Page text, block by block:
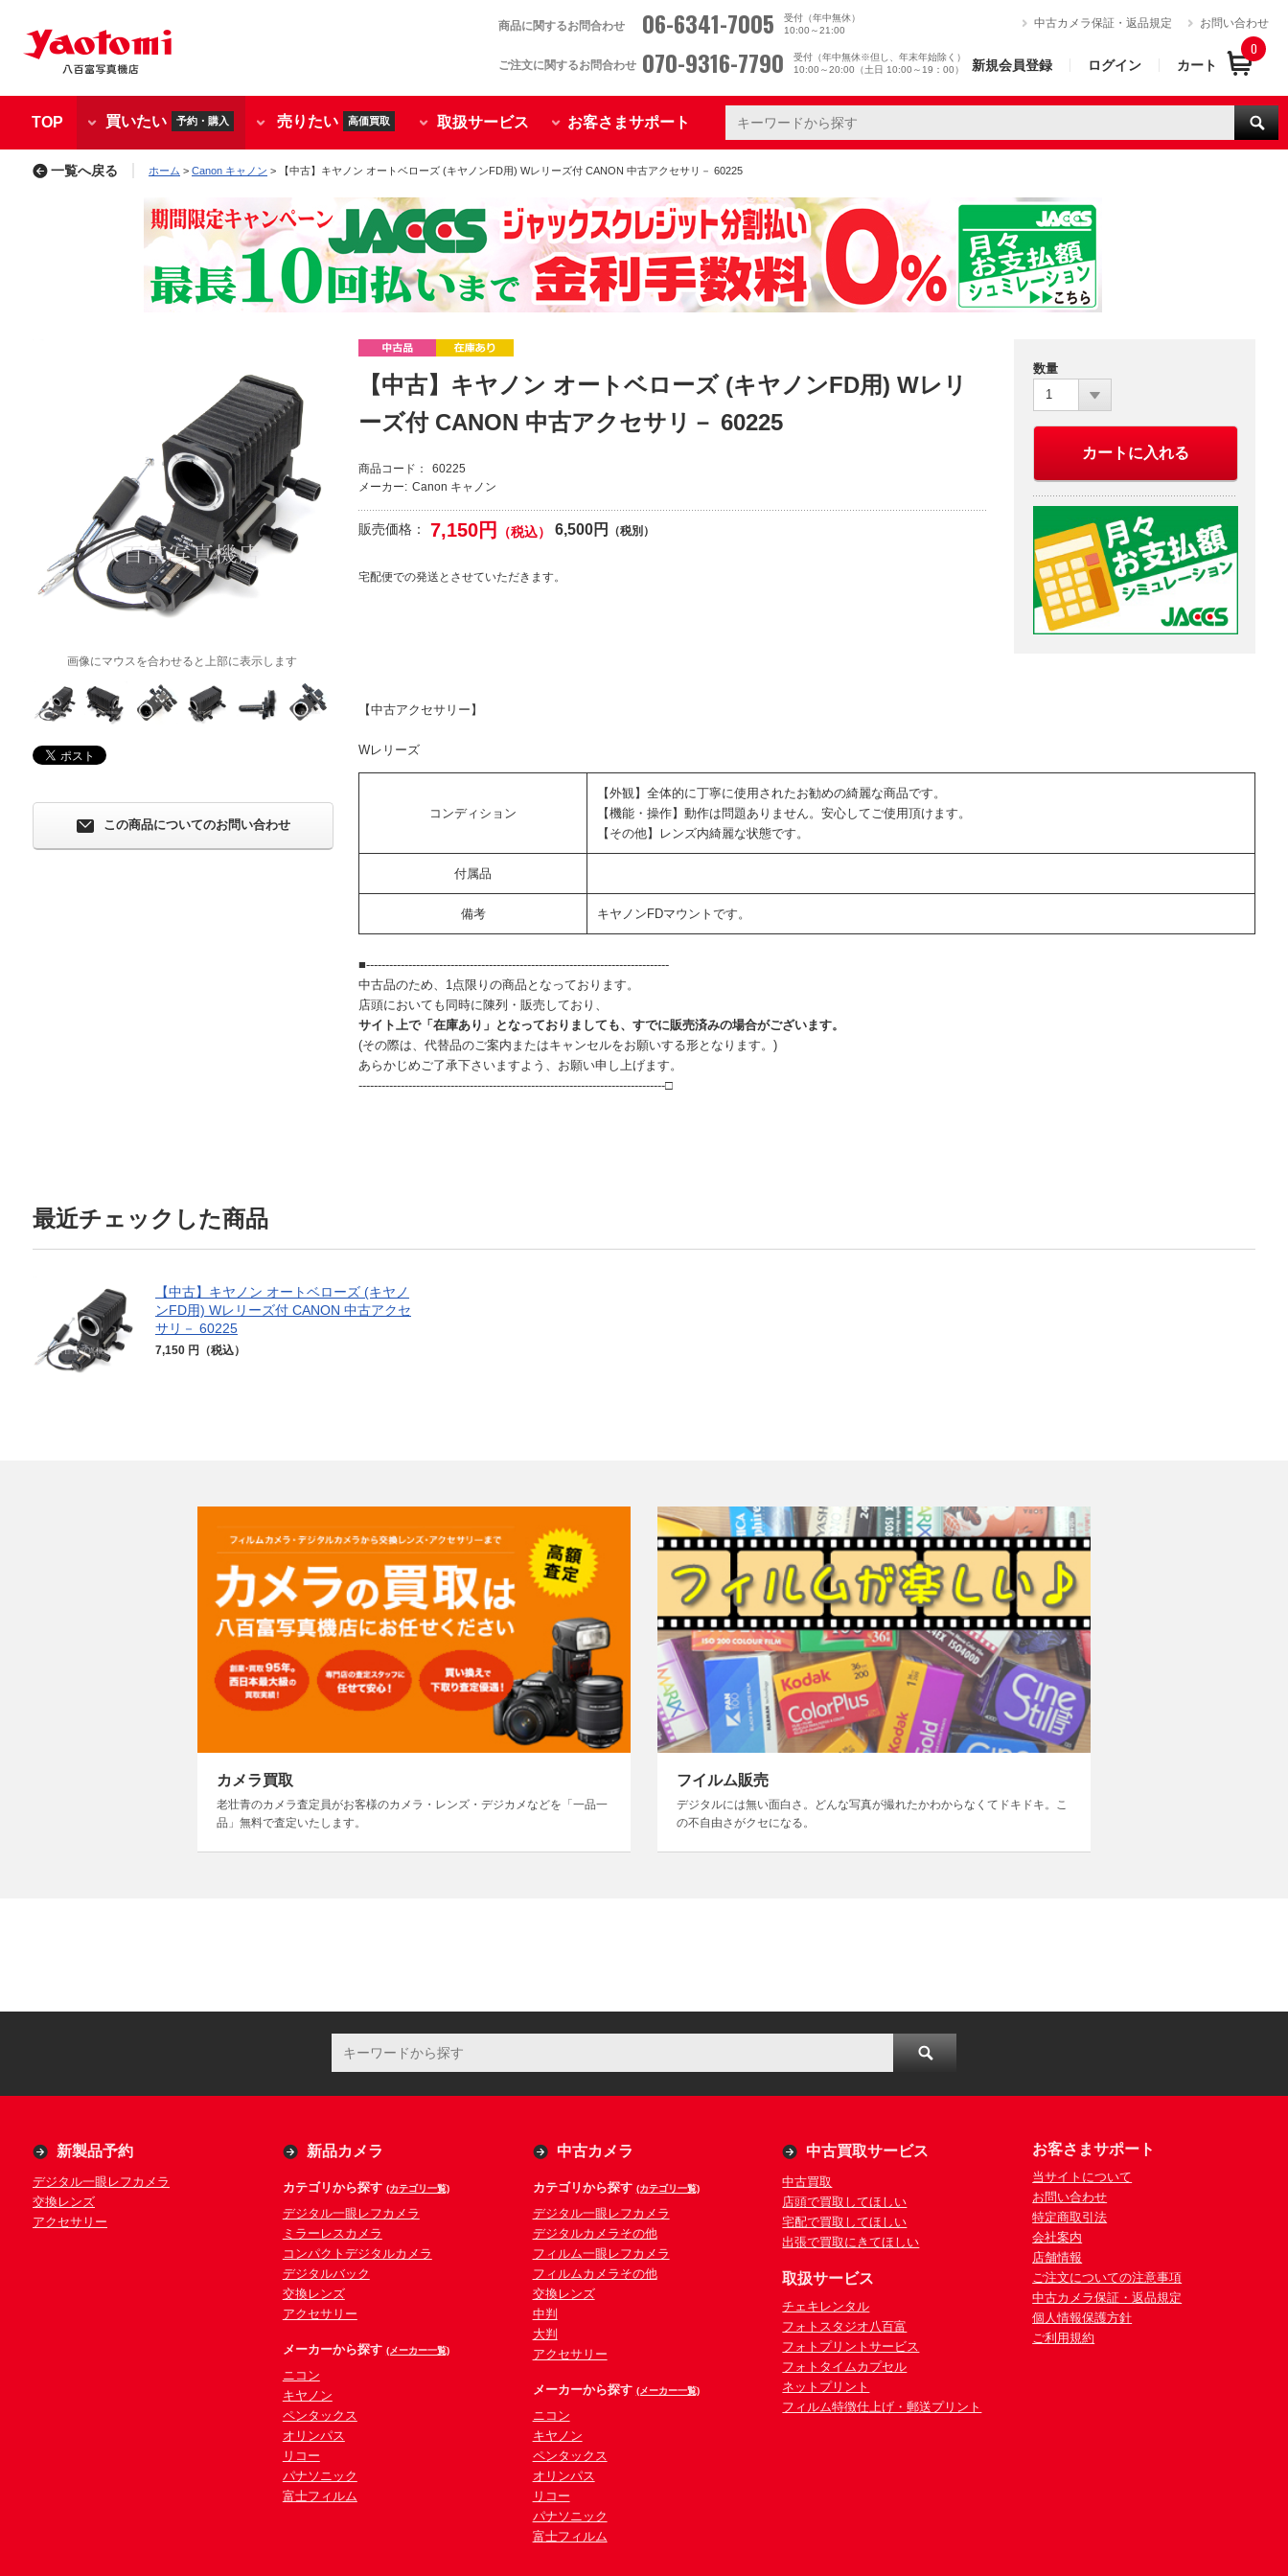
商品に関するお問合わせ 06-6341-7005
受付（年中無休）
10:00～21:00
ご注文に関するお問合わせ 070-9316-7790
受付（年中無休※但し、年末年始除く）
10:00～20:00（土日 10:00～19：00）
中古カメラ保証・返品規定 お問い合わせ
新規会員登録 ログイン カート
0
TOP 買いたい 予約・購入 売りたい 高価買取 取扱サービス お客さまサポート
一覧へ戻る ホーム > Canon キャノン > 【中古】キヤノン オートベローズ (キヤノンFD用) Wレリーズ付 CANON 中古アクセサリ－ 60225
【中古】キヤノン オートベローズ (キヤノンFD用) Wレリ
ーズ付 CANON 中古アクセサリ－ 60225
商品コード：
60225
メーカー: Canon キャノン
販売価格： 7,150円 （税込） 6,500円 （税別）
宅配便での発送とさせていただきます。
数量
1
カートに入れる
【中古アクセサリー】
Wレリーズ
コンディション
【外観】全体的に丁寧に使用されたお勧めの綺麗な商品です。
【機能・操作】動作は問題ありません。安心してご使用頂けます。
【その他】レンズ内綺麗な状態です。
付属品
備考 キヤノンFDマウントです。
■-------------------------------------------------------------------------------
中古品のため、1点限りの商品となっております。
店頭においても同時に陳列・販売しており、
サイト上で「在庫あり」となっておりましても、すでに販売済みの場合がございます。
(その際は、代替品のご案内またはキャンセルをお願いする形となります。)
あらかじめご了承下さいますよう、お願い申し上げます。
--------------------------------------------------------------------------------□
画像にマウスを合わせると上部に表示します
この商品についてのお問い合わせ
最近チェックした商品
【中古】キヤノン オートベローズ (キヤノ
ンFD用) Wレリーズ付 CANON 中古アクセ
サリ－ 60225
7,150 円（税込）
カメラ買取
老壮青のカメラ査定員がお客様のカメラ・レンズ・デジカメなどを「一品一
品」無料で査定いたします。
フイルム販売
デジタルには無い面白さ。どんな写真が撮れたかわからなくてドキドキ。こ
の不自由さがクセになる。
新製品予約
デジタル一眼レフカメラ
交換レンズ
アクセサリー
新品カメラ
カテゴリから探す (カテゴリ一覧)
デジタル一眼レフカメラ
ミラーレスカメラ
コンパクトデジタルカメラ
デジタルバック
交換レンズ
アクセサリー
メーカーから探す (メーカー一覧)
ニコン
キヤノン
ペンタックス
オリンパス
リコー
パナソニック
富士フィルム
中古カメラ
カテゴリから探す (カテゴリ一覧)
デジタル一眼レフカメラ
デジタルカメラその他
フィルム一眼レフカメラ
フィルムカメラその他
交換レンズ
中判
大判
アクセサリー
メーカーから探す (メーカー一覧)
ニコン
キヤノン
ペンタックス
オリンパス
リコー
パナソニック
富士フィルム
中古買取サービス
中古買取
店頭で買取してほしい
宅配で買取してほしい
出張で買取にきてほしい
取扱サービス
チェキレンタル
フォトスタジオ八百富
フォトプリントサービス
フォトタイムカプセル
ネットプリント
フィルム特徴仕上げ・郵送プリント
お客さまサポート
当サイトについて
お問い合わせ
特定商取引法
会社案内
店舗情報
ご注文についての注意事項
中古カメラ保証・返品規定
個人情報保護方針
ご利用規約